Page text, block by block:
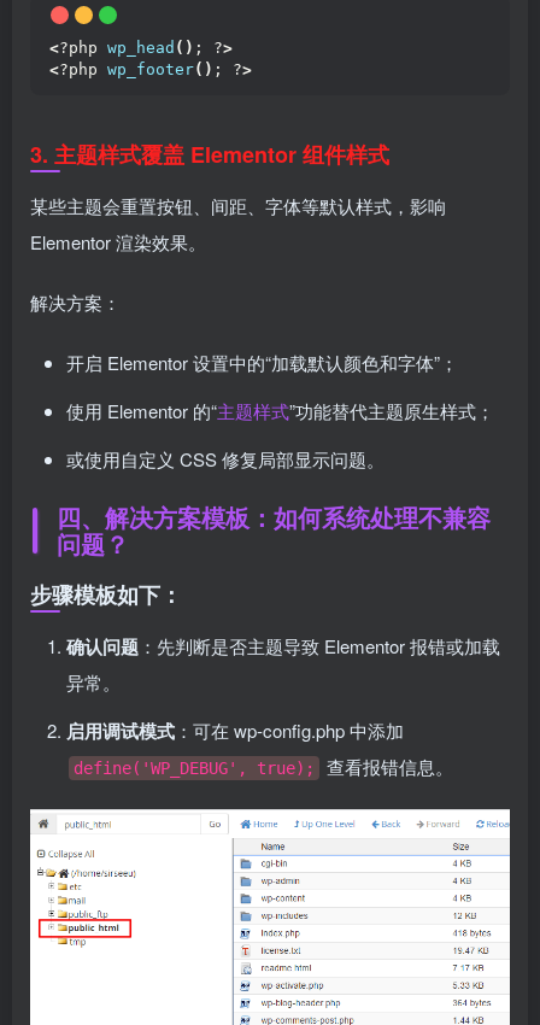
<?php wp_head () ; ?>
<?php wp_footer() ; ?>
3. 主题样式覆盖 Elementor 组件样式
某些主题会重置按钮、间距、字体等默认样式，影响
Elementor 渲染效果。
解决方案：
开启 Elementor 设置中的“加载默认颜色和字体”；
使用 Elementor 的“主题样式”功能替代主题原生样式；
或使用自定义 CSS 修复局部显示问题。
四、解决方案模板：如何系统处理不兼容
问题？
步骤模板如下：
确认问题 ：先判断是否主题导致 Elementor 报错或加载
异常。
启用调试模式 ：可在 wp-config.php 中添加
define('WP_DEBUG', true); 查看报错信息。